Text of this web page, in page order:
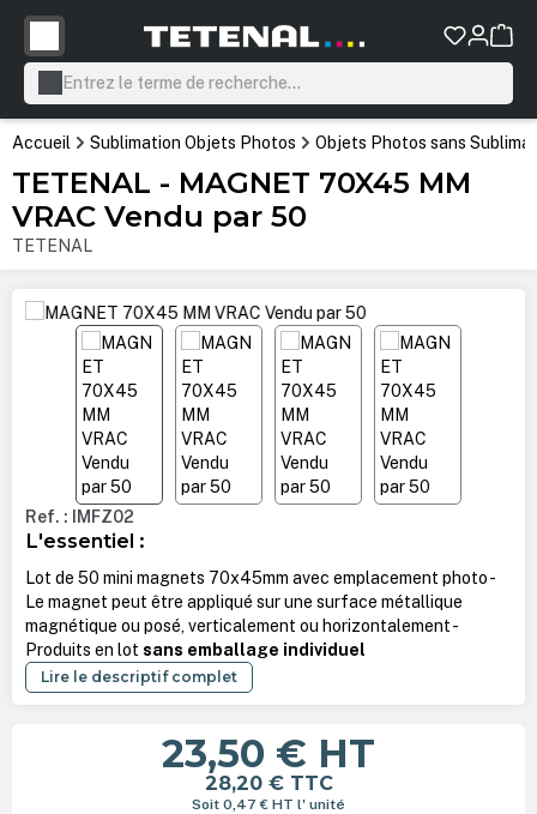
principal
Accueil Sublimation Objets Photos Objets Photos sans
TETENAL - MAGNET 70X45 MM
VRAC Vendu par 50
TETENAL
Ignorer la galerie d'images
Ref. : IMFZ02
L'essentiel :
Lot de 50 mini magnets 70x45mm avec emplacement photo -
Le magnet peut être appliqué sur une surface métallique
magnétique ou posé, verticalement ou horizontalement -
Produits en lot sans emballage individuel
Lire le descriptif complet
23,50 € HT
28,20 € TTC
Soit 0,47 € HT l' unité